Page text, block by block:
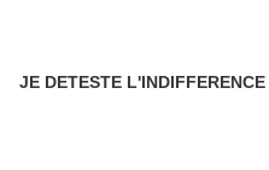
JE DETESTE L'INDIFFERENCE